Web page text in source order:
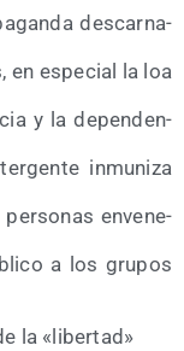
des­car­na­
en espe­cial la loa
y la depen­den­
inmu­ni­za
enve­ne­
a los gru­pos
la «liber­tad»